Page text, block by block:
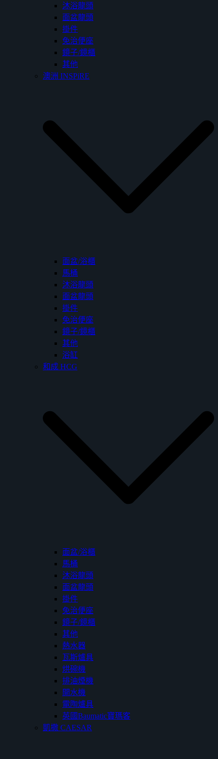
沐浴龍頭
面盆龍頭
掛件
免治便座
鏡子/鏡櫃
其他
澳洲 INSPiRE
面盆/浴櫃
馬桶
沐浴龍頭
面盆龍頭
掛件
免治便座
鏡子/鏡櫃
其他
浴缸
和成 HCG
面盆/浴櫃
馬桶
沐浴龍頭
面盆龍頭
掛件
免治便座
鏡子/鏡櫃
其他
熱水器
瓦斯爐具
烘碗機
排油煙機
開水機
電陶爐具
英國Baumatic寶瑪客
凱撒 CAESAR